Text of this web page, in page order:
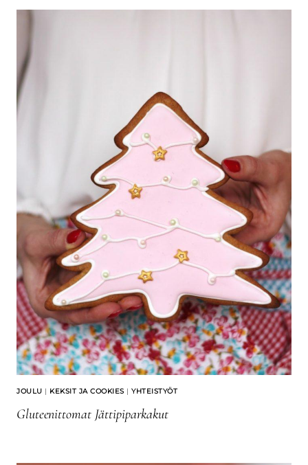
JOULU | KEKSIT JA COOKIES | YHTEISTYÖT
Gluteenittomat Jättipiparkakut